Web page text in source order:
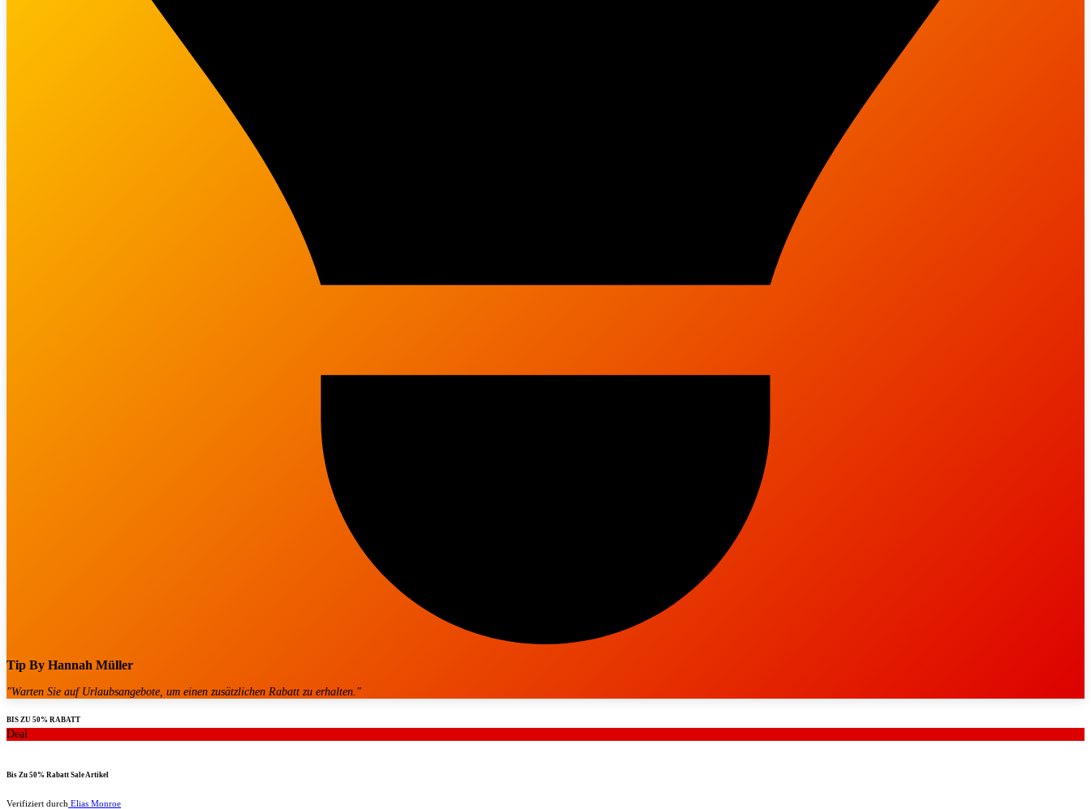
Tip By Hannah Müller
"Warten Sie auf Urlaubsangebote, um einen zusätzlichen Rabatt zu erhalten. "
BIS ZU 50% RABATT
Deal
Bis Zu 50% Rabatt Sale Artikel
Verifiziert durch Elias Monroe